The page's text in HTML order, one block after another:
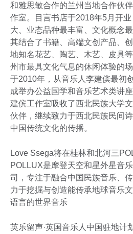
和雅思敏合作的兰州当地合作伙
作室。目言书店于2018年5月开
大、业态品种最丰富、文化概念
其结合了书籍、高端文创产品、
地知名花艺、陶艺、木艺、皮具
州市最具文化气息的休闲体验的
于2010年，从音乐人李建傧最初
成举办公益国学和音乐艺术类讲
建傧工作室吸收了西北民族大学
伙伴，继续致力于西北民族民间
中国传统文化的传播。
Love Ssega将在桂林和北河三
POLLUX是摩登天空和星外星音
司，专注于融合中国民族音乐、
力于挖掘与创造能传承地球音乐
语言的世界音乐
英乐留声·英国音乐人中国驻地计